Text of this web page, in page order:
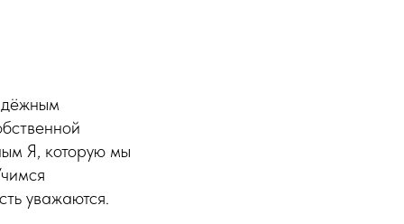
Я, которую мы
уважаются.